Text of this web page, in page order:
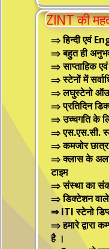
ZINT की
⇒ हिन्‍दी एवं
⇒ बहुत ही
⇒ साप्‍ताहिक
⇒ स्‍टेनों में
⇒ लघुस्‍टेनो
⇒ प्रतिदिन
⇒ उच्‍चगति के
⇒ एस.एस.सी.
⇒ कमजोर
⇒ क्‍लास के
टाइम
⇒ संस्‍था का
⇒ डिक्‍टेशन
⇒ ITI स्‍टेनो
⇒ हमारे द्वारा
है ।